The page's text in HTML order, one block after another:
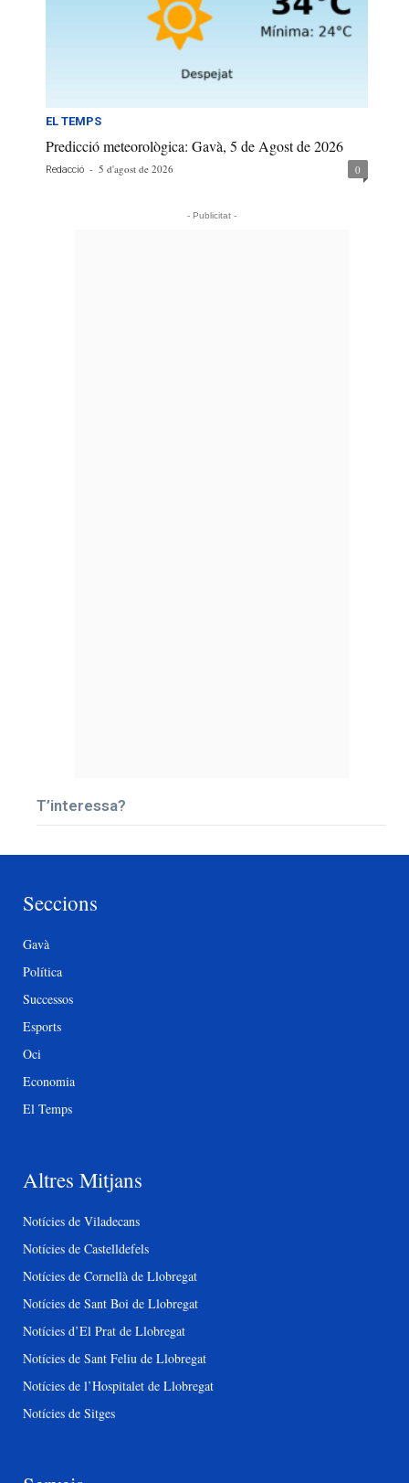
EL TEMPS
Predicció meteorològica: Gavà, 5 de Agost de 2026
Redacció - 5 d'agost de 2026 0
- Publicitat -
T’interessa?
Seccions
Gavà
Política
Successos
Esports
Oci
Economia
El Temps
Altres Mitjans
Notícies de Viladecans
Notícies de Castelldefels
Notícies de Cornellà de Llobregat
Notícies de Sant Boi de Llobregat
Notícies d’El Prat de Llobregat
Notícies de Sant Feliu de Llobregat
Notícies de l’Hospitalet de Llobregat
Notícies de Sitges